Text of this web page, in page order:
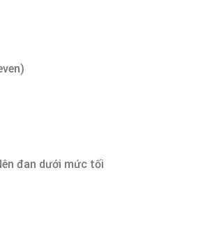
đan dưới mức tối